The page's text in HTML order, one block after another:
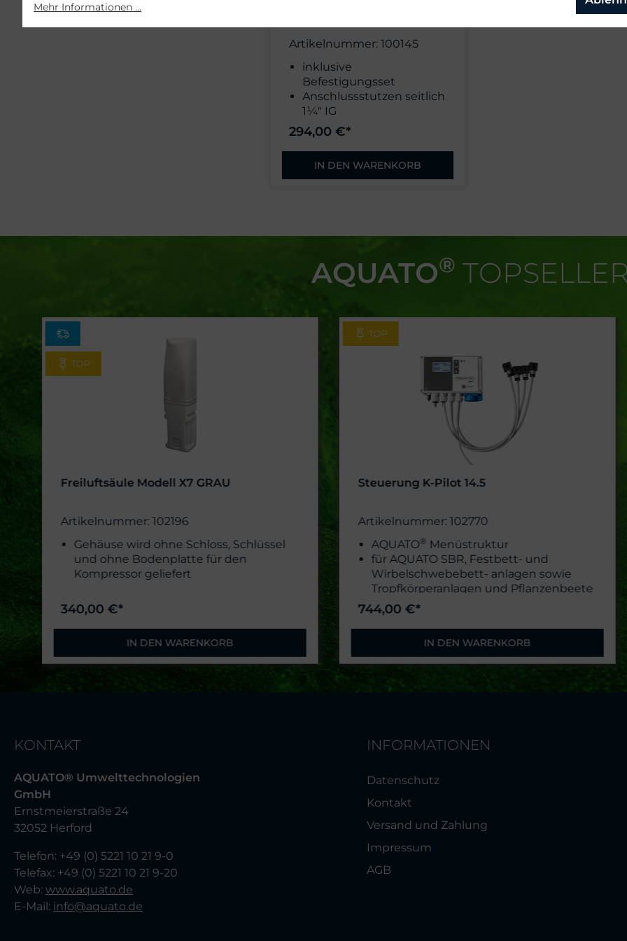
Artikelnummer: 100145
inklusive
Befestigungsset
Anschlussstutzen seitlich
1¼" IG
ohne Anschlusskabel
294,00 €*
IN DEN WARENKORB
AQUATO®
TOP
Freiluftsäule Modell X7 GRAU
Artikelnummer: 102196
Gehäuse wird ohne Schloss, Schlüssel
und ohne Bodenplatte für den
Kompressor geliefert
340,00 €*
IN DEN WARENKORB
TOP
Steuerung K-Pilot 14.5
Artikelnummer: 102770
AQUATO® Menüstruktur
für AQUATO SBR, Festbett- und
Wirbelschwebebett- anlagen sowie
Tropfkörperanlagen und Pflanzenbeete
4 Kabel mit Würfelstecker für die
Ventile Möglichkeit der Druck- und
Stromüberwachung
integrierte Stromausfall-Meldung
Einsatz für 3er oder 4er Ventilleisten
optionaler Anschluss einer
Klarwasserpumpe
744,00 €*
IN DEN WARENKORB
KONTAKT
AQUATO® Umwelttechnologien
GmbH
Ernstmeierstraße 24
32052 Herford
Telefon: +49 (0) 5221 10 21 9-0
Telefax: +49 (0) 5221 10 21 9-20
Web: www.aquato.de
E-Mail: info@aquato.de
INFORMATIONEN
Datenschutz
Kontakt
Versand und Zahlung
Impressum
AGB
Mehr Informationen ...